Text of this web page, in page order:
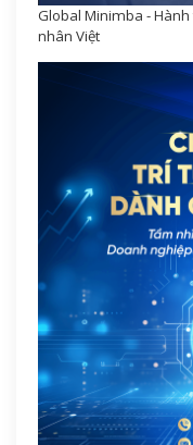
Global Minimba -
nhân Việt